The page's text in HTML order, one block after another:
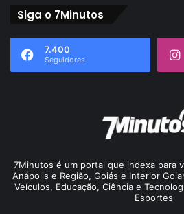
Siga o 7Minutos
7.400
Seguidores
7Minutos é um portal que indexa para
Anápolis e Região, Goiás e Interior
Veículos, Educação, Ciência e
Esportes